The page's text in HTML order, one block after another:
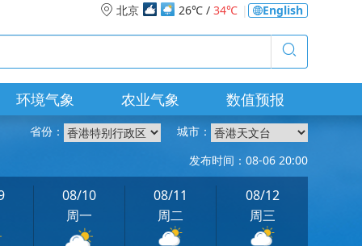
北京 26℃ / 34℃ English
环境气象 农业气象 数值预报
省份： 城市：
发布时间：08-06 20:00
08/10
周一
08/11
周二
08/12
周三